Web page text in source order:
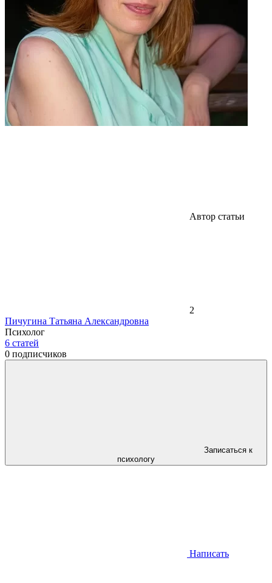
Автор статьи
2
Пичугина Татьяна Александровна
Психолог
6 статей
0 подписчиков
психологу
Написать